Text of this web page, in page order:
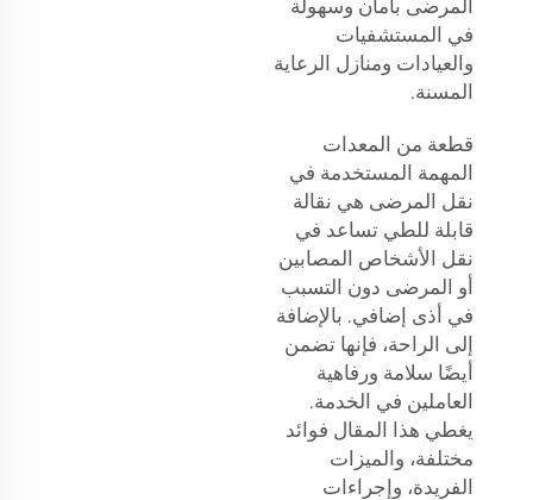
المرضى بأمان وسهولة
في المستشفيات
والعيادات ومنازل الرعاية
المسنة.
قطعة من المعدات
المهمة المستخدمة في
نقل المرضى هي نقالة
قابلة للطي تساعد في
نقل الأشخاص المصابين
أو المرضى دون التسبب
في أذى إضافي. بالإضافة
إلى الراحة، فإنها تضمن
أيضًا سلامة ورفاهية
العاملين في الخدمة.
يغطي هذا المقال فوائد
مختلفة، والميزات
الفريدة، وإجراءات